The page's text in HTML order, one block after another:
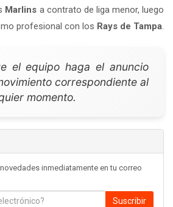
Marlins a contrato de liga menor, luego
profesional con los Rays de Tampa.
el equipo haga el anuncio
correspondiente al
momento.
inmediatamente en tu correo
Suscribir